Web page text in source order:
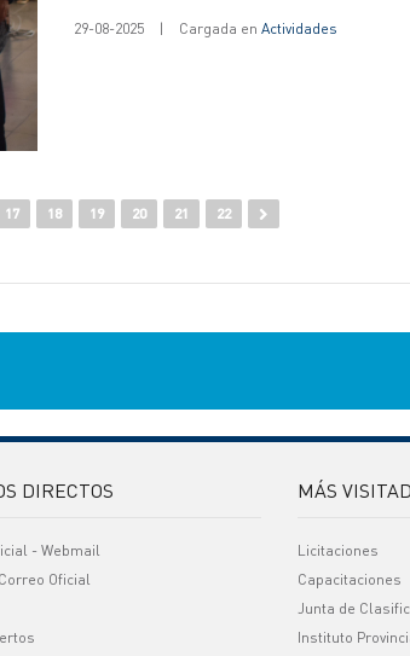
29-08-2025 | Cargada en Actividades
17 18 19 20 21 22
DIRECTOS
- Webmail
Oficial
MÁS
Licitaciones
Capacitaciones
Junta de
Instituto